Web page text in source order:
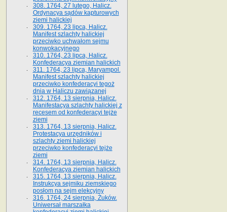
308. 1764, 27 lutego, Halicz.
Ordynacya sądów kapturowych
ziemi halickiej
309. 1764, 23 lipca, Halicz.
Manifest szlachty halickiej
przeciwko uchwałom sejmu
konwokacyjnego
310. 1764, 23 lipca, Halicz.
Konfederacya ziemian halickich
311. 1764, 23 lipca, Maryampol.
Manifest szlachty halickiej
przeciwko konfederacyi tegoż
dnia w Haliczu zawiązanej
312. 1764, 13 sierpnia, Halicz.
Manifestacya szlachty halickiej z
recesem od konfederacyi tejże
ziemi
313. 1764, 13 sierpnia, Halicz.
Protestacya urzędników i
szlachty ziemi halickiej
przeciwko konfederacyi tejże
ziemi
314. 1764, 13 sierpnia, Halicz.
Konfederacya ziemian halickich
315. 1764, 13 sierpnia, Halicz.
Instrukcya sejmiku ziemskiego
posłom na sejm elekcyjny
316. 1764, 24 sierpnia, Żuków.
Uniwersał marszałka